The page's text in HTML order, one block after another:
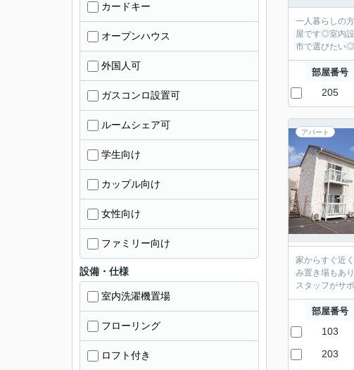
一人暮らしの
屋です◎室内
市で選びたい
部屋番号
205
アパート
家からすぐ近
み置き場もあ
スタッフがサ
部屋番号
103
203
カードキー
オープンハウス
外国人可
ガスコンロ設置可
ルームシェア可
学生向け
カップル向け
女性向け
ファミリー向け
設備・仕様
室内洗濯機置場
フローリング
ロフト付き